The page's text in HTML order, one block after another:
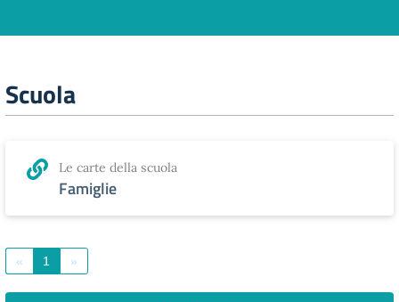
Scuola
Le carte della scuola
Famiglie
« 1 »